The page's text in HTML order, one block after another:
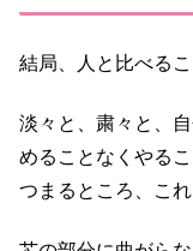
結局、人と比べる
淡々と、粛々と、
めることなくやる
つまるところ、これ